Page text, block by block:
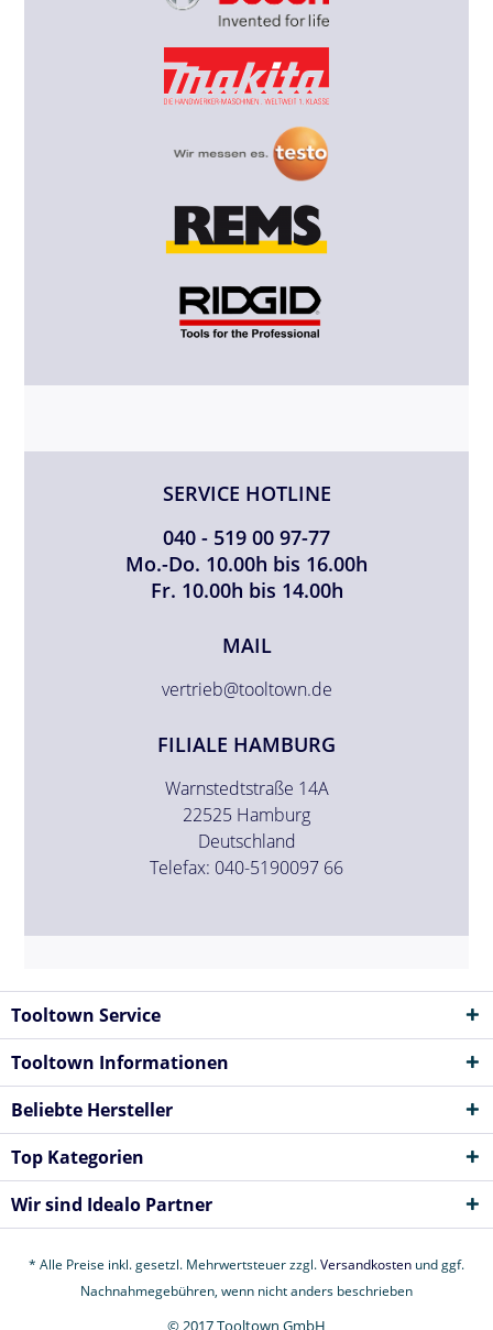
SERVICE HOTLINE
040 - 519 00 97-77
Mo.-Do. 10.00h bis 16.00h
Fr. 10.00h bis 14.00h
MAIL
vertrieb@tooltown.de
FILIALE HAMBURG
Warnstedtstraße 14A
22525 Hamburg
Deutschland
Telefax: 040-5190097 66
Tooltown Service
Tooltown Informationen
Beliebte Hersteller
Top Kategorien
Wir sind Idealo Partner
* Alle Preise inkl. gesetzl. Mehrwertsteuer zzgl.Versandkosten und ggf.
Nachnahmegebühren, wenn nicht anders beschrieben
© 2017 Tooltown GmbH